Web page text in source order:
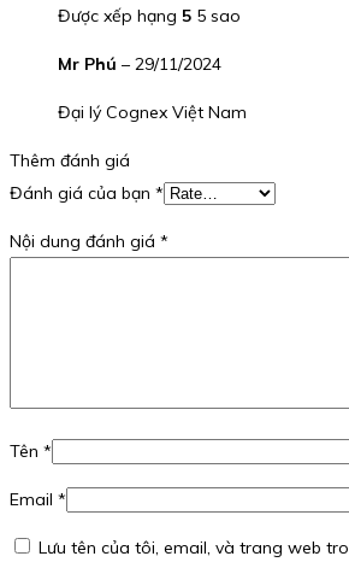
Được xếp hạng 5 5 sao
Mr Phú – 29/11/2024
Đại lý Cognex Việt Nam
Thêm đánh giá
Đánh giá của bạn *
Nội dung đánh giá *
Tên *
Email *
Lưu tên của tôi, email, và trang web